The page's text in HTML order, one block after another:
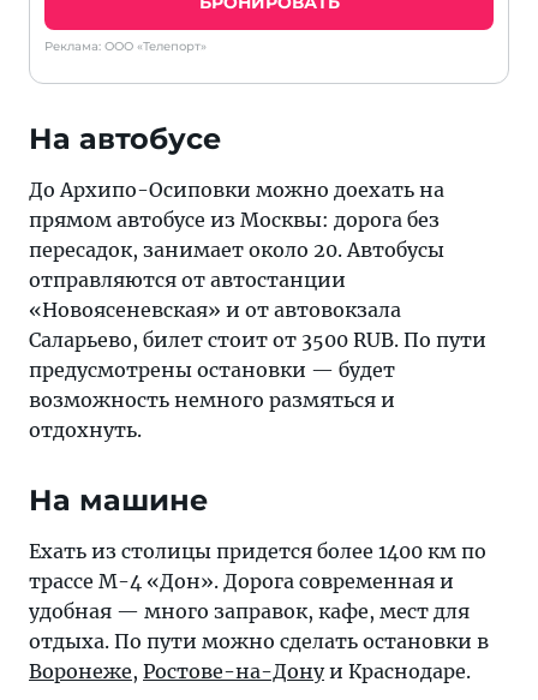
Реклама: ООО «Телепорт»
На автобусе
До Архипо-Осиповки можно доехать на
прямом автобусе из Москвы: дорога без
пересадок, занимает около 20. Автобусы
отправляются от автостанции
«Новоясеневская» и от автовокзала
Саларьево, билет стоит от 3500 RUB. По пути
предусмотрены остановки — будет
возможность немного размяться и
отдохнуть.
На машине
Ехать из столицы придется более 1400 км по
трассе М-4 «Дон». Дорога современная и
удобная — много заправок, кафе, мест для
отдыха. По пути можно сделать остановки в
Воронеже, Ростове-на-Донуи Краснодаре.